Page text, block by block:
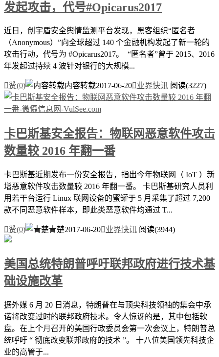
发起攻击，代号#Opicarus2017
近日，创宇盾安全舆情监测平台发现，黑客组织“匿名者
（Anonymous）”向全球超过 140 个金融机构发起了新一轮的
攻击行动，代号为 #Opicarus2017。 “匿名者”曾于 2015、2016
年发起过持续 4 波针对银行的大规模...
赞(0) 内容转载2017-06-20业界快讯 阅读(3227)
卡巴斯基安全报告：物联网恶意软件攻击
数量较 2016 年翻一番
卡巴斯基近期发布一份安全报告，指出今年物联网（ IoT ）新
增恶意软件攻击数量较 2016 年翻一番。 卡巴斯基研究人员利
用若干台运行 Linux 联网设备的蜜罐于 5 月采集了超过 7,200
款不同恶意软件样本，即此类恶意软件均通过 T...
赞(0) 青楚2017-06-20业界快讯 阅读(3944)
美国总统特朗普呼吁联邦政府进行技术基
础设施改革
据外媒 6 月 20 日消息，特朗普在与顶尖科技领袖的集会中承
诺将改变过时的联邦政府技术。令人惊讶的是，其中包括软
盘。在上个月召开的美国行政委员会第一次会议上，特朗普总
统呼吁 “ 彻底改变联邦政府的技术 ”。 十八位美国领先科技企
业的高管于...